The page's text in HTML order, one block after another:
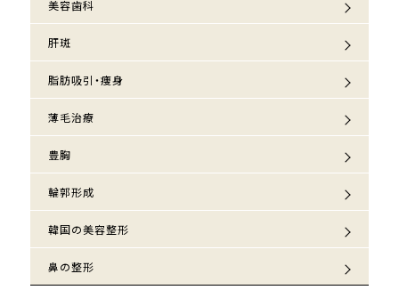
美容歯科
肝斑
脂肪吸引・痩身
薄毛治療
豊胸
輪郭形成
韓国の美容整形
鼻の整形